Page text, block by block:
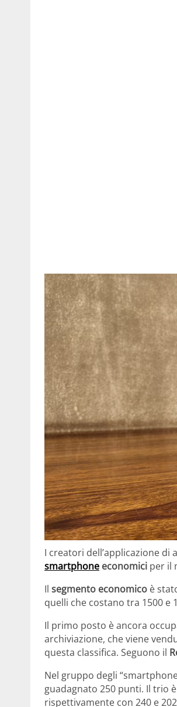
I creatori dell’applicazione di
smartphone economici per il
Il segmento economico è
quelli che costano tra 1500 e
Il primo posto è ancora
archiviazione, che viene
questa classifica. Seguono il
Nel gruppo degli
guadagnato 250 punti. Il trio
rispettivamente con 240 e